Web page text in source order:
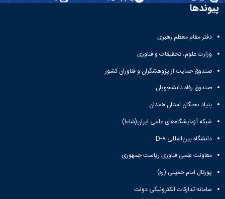
تکمیلیپیوندها
دفتر مقام معظم رهبری
وزارت علوم، تحقیقات و فناوری
صندوق حمایت از پژوهشگران و فناوران کشور
صندوق رفاه دانشجویان
بنیاد نخبگان استان همدان
شبکه آزمایشگاه‌های علمی ایران(شاعا)
دانشگاه بین‌المللی D-۸
معاونت علمی فناوری ریاست جمهوری
پورتال امام خمینی (ره)
سامانه تدارکات الکترونیکی دولت